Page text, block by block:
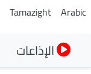
Arabic
Tamazight
الإذاعات